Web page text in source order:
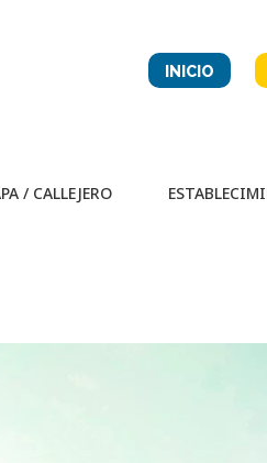
INICIO
/ CALLEJERO